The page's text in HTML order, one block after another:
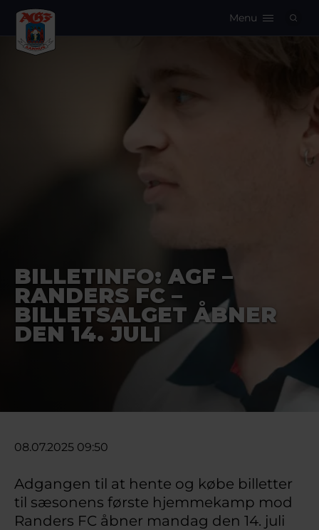
Menu
BILLETINFO: AGF –
RANDERS FC –
BILLETSALGET ÅBNER
DEN 14. JULI
08.07.2025 09:50
Adgangen til at hente og købe billetter
til sæsonens første hjemmekamp mod
Randers FC åbner mandag den 14. juli